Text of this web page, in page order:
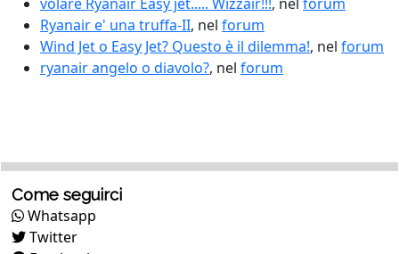
Ryanair e' una truffa-II, nel forum
Wind Jet o Easy Jet? Questo è il dilemma!, nel forum
ryanair angelo o diavolo?, nel forum
Come seguirci
Whatsapp
Twitter